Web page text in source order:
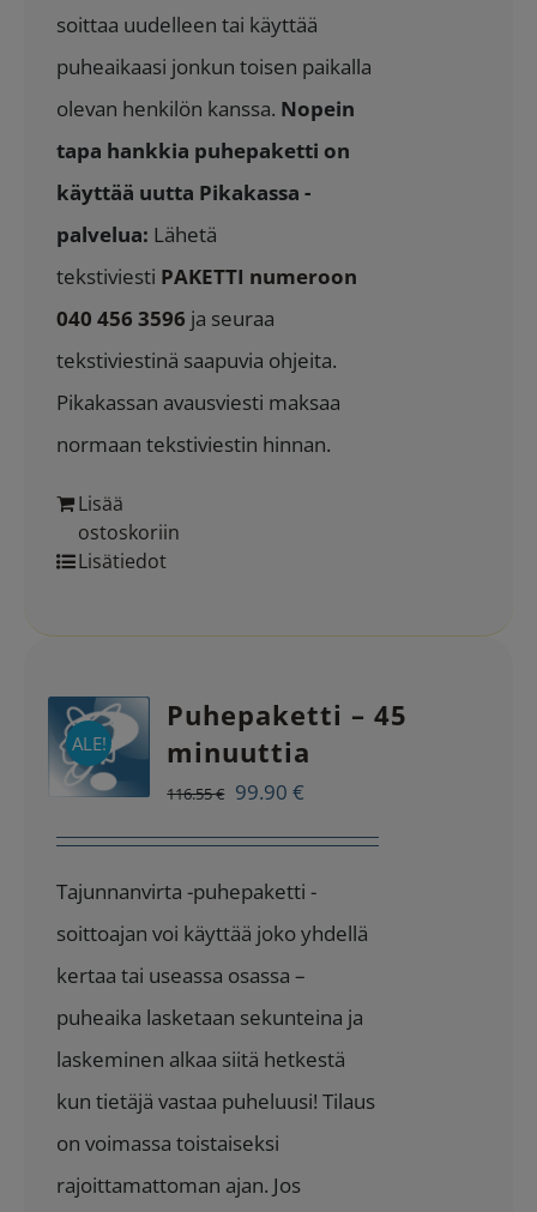
soittaa uudelleen tai käyttää
puheaikaasi jonkun toisen paikalla
olevan henkilön kanssa. Nopein
tapa hankkia puhepaketti on
käyttää uutta Pikakassa -
palvelua: Lähetä
tekstiviesti PAKETTI numeroon
040 456 3596 ja seuraa
tekstiviestinä saapuvia ohjeita.
Pikakassan avausviesti maksaa
normaan tekstiviestin hinnan.
Lisää
ostoskoriin
Lisätiedot
ALE!
Puhepaketti – 45
minuuttia
116.55€ Alkuperäinen
hinta
99.90€
hinta
Tajunnanvirta -puhepaketti -
soittoajan voi käyttää joko yhdellä
kertaa tai useassa osassa –
puheaika lasketaan sekunteina ja
laskeminen alkaa siitä hetkestä
kun tietäjä vastaa puheluusi! Tilaus
on voimassa toistaiseksi
rajoittamattoman ajan. Jos